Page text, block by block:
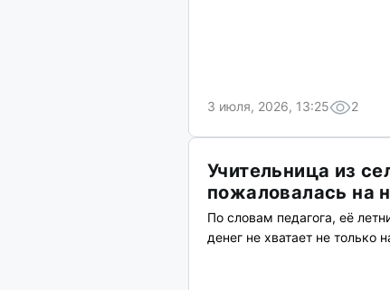
3 июля, 2026, 13:25 2
Учительница из
пожаловалась на
По словам педагога, её
денег не хватает не только